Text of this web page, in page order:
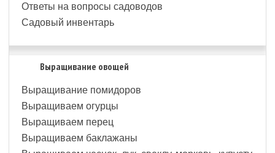
Ответы на вопросы садоводов
Садовый инвентарь
Выращивание овощей
Выращивание помидоров
Выращиваем огурцы
Выращиваем перец
Выращиваем баклажаны